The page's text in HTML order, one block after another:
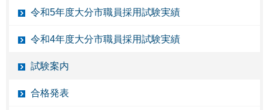
令和5年度大分市職員採用試験実績
令和4年度大分市職員採用試験実績
試験案内
合格発表